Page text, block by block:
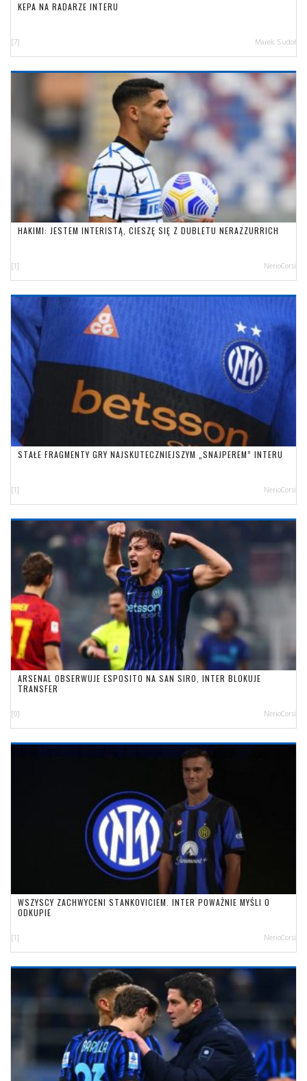
KEPA NA RADARZE INTERU
[7] Marek Sudoł
HAKIMI: JESTEM INTERISTĄ, CIESZĘ SIĘ Z DUBLETU NERAZZURRICH
[1] NerioCorsi
STAŁE FRAGMENTY GRY NAJSKUTECZNIEJSZYM „SNAJPEREM” INTERU
[1] NerioCorsi
ARSENAL OBSERWUJE ESPOSITO NA SAN SIRO, INTER BLOKUJE
TRANSFER
[0] NerioCorsi
WSZYSCY ZACHWYCENI STANKOVICIEM. INTER POWAŻNIE MYŚLI O
ODKUPIE
[1] NerioCorsi